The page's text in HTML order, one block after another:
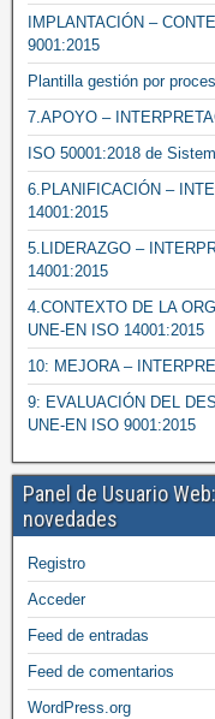
IMPLANTACIÓN –
9001:2015
Plantilla gestión por
7.APOYO –
ISO 50001:2018 de
6.PLANIFICACIÓN –
14001:2015
5.LIDERAZGO –
14001:2015
4.CONTEXTO DE LA
UNE-EN ISO 14001:2015
10: MEJORA –
9: EVALUACIÓN DEL
UNE-EN ISO 9001:2015
Panel de Usuario
novedades
Registro
Acceder
Feed de entradas
Feed de comentarios
WordPress.org